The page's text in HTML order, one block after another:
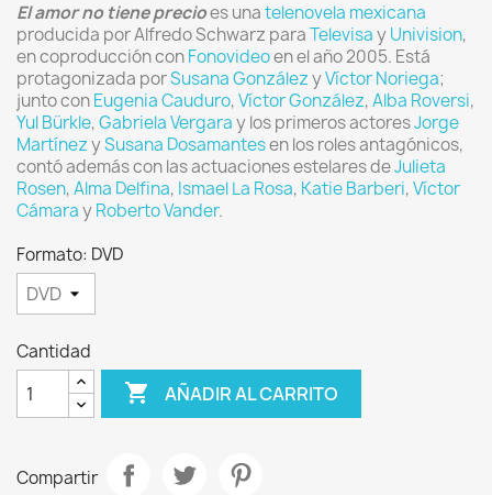
El amor no tiene precioes unatelenovela mexicana
producida por Alfredo Schwarz paraTelevisayUnivision,
en coproducción conFonovideoen el año 2005. Está
protagonizada porSusana GonzálezyVíctor Noriega;
junto conEugenia Cauduro,Víctor González,Alba Roversi,
Yul Bürkle,Gabriela Vergaray los primeros actoresJorge
MartínezySusana Dosamantesen los roles antagónicos,
contó además con las actuaciones estelares deJulieta
Rosen,Alma Delfina, Ismael La Rosa, Katie Barberi,Víctor
CámarayRoberto Vander.
Formato: DVD
Cantidad
 AÑADIR AL CARRITO
Compartir